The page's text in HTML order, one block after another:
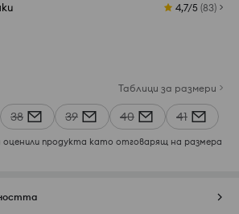
4,7/5 (83)
Таблици за размери
38 39 40 41
продукта като отговарящ на размера